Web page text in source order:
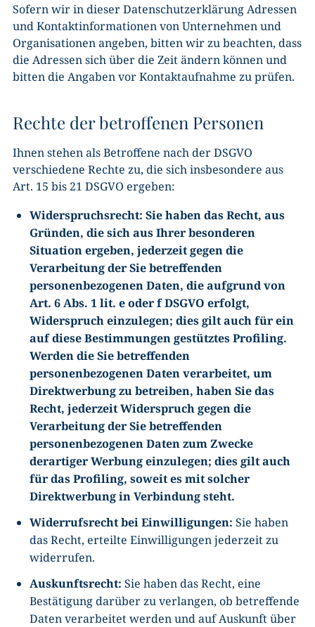
Sofern wir in dieser Datenschutzerklärung Adressen
und Kontaktinformationen von Unternehmen und
Organisationen angeben, bitten wir zu beachten, dass
die Adressen sich über die Zeit ändern können und
bitten die Angaben vor Kontaktaufnahme zu prüfen.
Rechte der betroffenen Personen
Ihnen stehen als Betroffene nach der DSGVO
verschiedene Rechte zu, die sich insbesondere aus
Art. 15 bis 21 DSGVO ergeben:
Widerspruchsrecht: Sie haben das Recht, aus
Gründen, die sich aus Ihrer besonderen
Situation ergeben, jederzeit gegen die
Verarbeitung der Sie betreffenden
personenbezogenen Daten, die aufgrund von
Art. 6 Abs. 1 lit. e oder f DSGVO erfolgt,
Widerspruch einzulegen; dies gilt auch für ein
auf diese Bestimmungen gestütztes Profiling.
Werden die Sie betreffenden
personenbezogenen Daten verarbeitet, um
Direktwerbung zu betreiben, haben Sie das
Recht, jederzeit Widerspruch gegen die
Verarbeitung der Sie betreffenden
personenbezogenen Daten zum Zwecke
derartiger Werbung einzulegen; dies gilt auch
für das Profiling, soweit es mit solcher
Direktwerbung in Verbindung steht.
Widerrufsrecht bei Einwilligungen: Sie haben
das Recht, erteilte Einwilligungen jederzeit zu
widerrufen.
Auskunftsrecht: Sie haben das Recht, eine
Bestätigung darüber zu verlangen, ob betreffende
Daten verarbeitet werden und auf Auskunft über